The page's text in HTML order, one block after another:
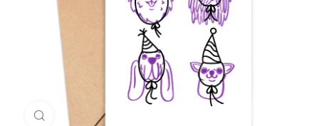
Click to enlarge